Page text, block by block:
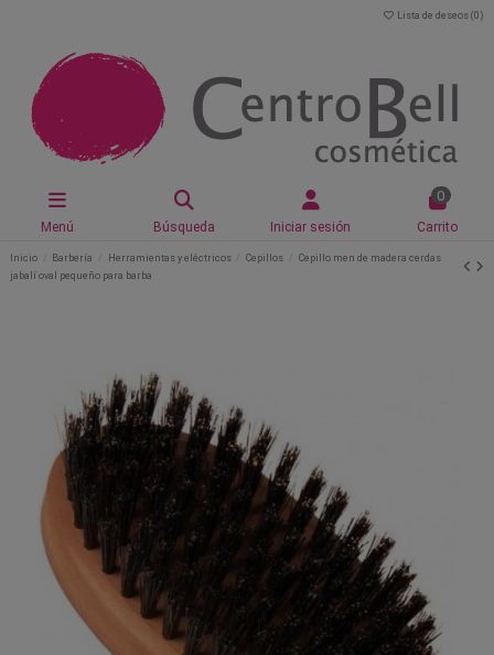
Lista de deseos (0 )
Menú Búsqueda Iniciar sesión
0
Carrito
Inicio Barbería Herramientas y eléctricos Cepillos
Cepillo men de madera cerdas
jabalí oval pequeño para barba